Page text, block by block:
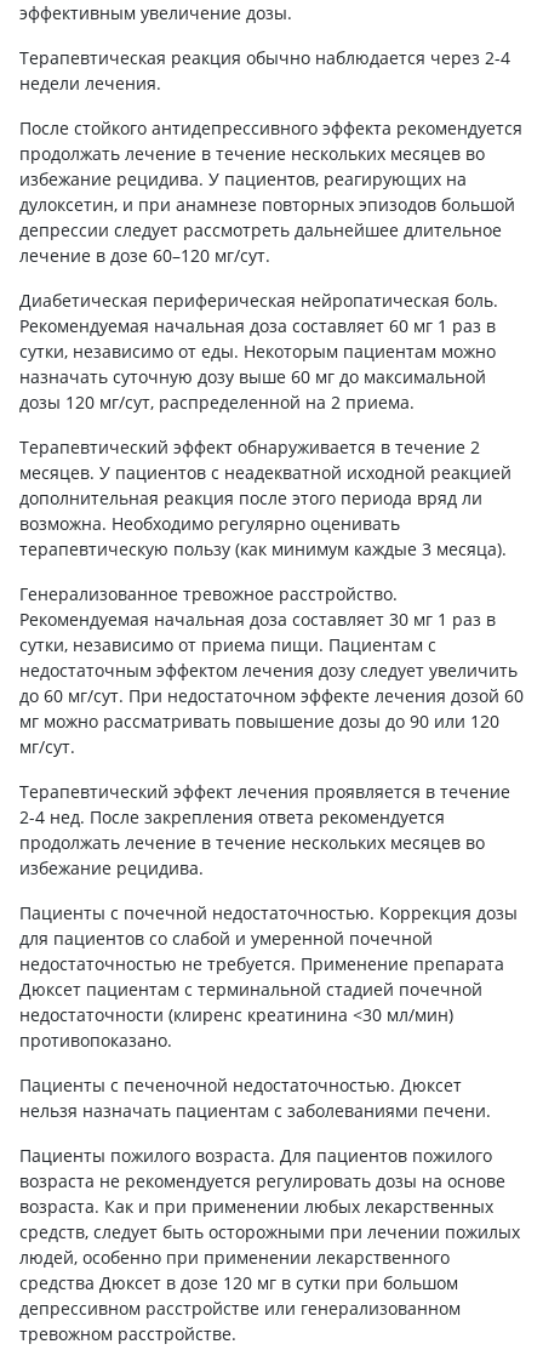
эффективным увеличение дозы.
Терапевтическая реакция обычно наблюдается через 2-4
недели лечения.
После стойкого антидепрессивного эффекта рекомендуется
продолжать лечение в течение нескольких месяцев во
избежание рецидива. У пациентов, реагирующих на
дулоксетин, и при анамнезе повторных эпизодов большой
депрессии следует рассмотреть дальнейшее длительное
лечение в дозе 60–120 мг/сут.
Диабетическая периферическая нейропатическая боль.
Рекомендуемая начальная доза составляет 60 мг 1 раз в
сутки, независимо от еды. Некоторым пациентам можно
назначать суточную дозу выше 60 мг до максимальной
дозы 120 мг/сут, распределенной на 2 приема.
Терапевтический эффект обнаруживается в течение 2
месяцев. У пациентов с неадекватной исходной реакцией
дополнительная реакция после этого периода вряд ли
возможна. Необходимо регулярно оценивать
терапевтическую пользу (как минимум каждые 3 месяца).
Генерализованное тревожное расстройство.
Рекомендуемая начальная доза составляет 30 мг 1 раз в
сутки, независимо от приема пищи. Пациентам с
недостаточным эффектом лечения дозу следует увеличить
до 60 мг/сут. При недостаточном эффекте лечения дозой 60
мг можно рассматривать повышение дозы до 90 или 120
мг/сут.
Терапевтический эффект лечения проявляется в течение
2-4 нед. После закрепления ответа рекомендуется
продолжать лечение в течение нескольких месяцев во
избежание рецидива.
Пациенты с почечной недостаточностью. Коррекция дозы
для пациентов со слабой и умеренной почечной
недостаточностью не требуется. Применение препарата
Дюксет пациентам с терминальной стадией почечной
недостаточности (клиренс креатинина <30 мл/мин)
противопоказано.
Пациенты с печеночной недостаточностью. Дюксет
нельзя назначать пациентам с заболеваниями печени.
Пациенты пожилого возраста. Для пациентов пожилого
возраста не рекомендуется регулировать дозы на основе
возраста. Как и при применении любых лекарственных
средств, следует быть осторожными при лечении пожилых
людей, особенно при применении лекарственного
средства Дюксет в дозе 120 мг в сутки при большом
депрессивном расстройстве или генерализованном
тревожном расстройстве.